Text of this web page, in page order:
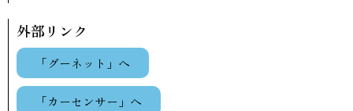
外部リンク
「グーネット」へ
「カーセンサー」へ